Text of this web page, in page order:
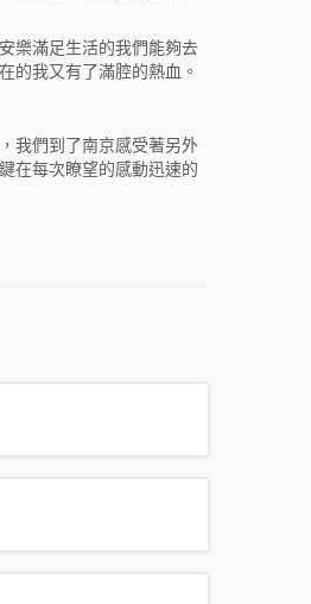
樂滿足生活的我們能夠去
的我又有了滿腔的熱血。
我們到了南京感受著另外
在每次瞭望的感動迅速的